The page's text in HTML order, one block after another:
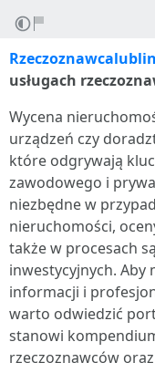
usługach
Wycena
urządzeń czy
które odgrywają
zawodowego i
niezbędne w
nieruchomości,
także w procesach
inwestycyjnych. Aby
informacji i
warto odwiedzić
stanowi
rzeczoznawców